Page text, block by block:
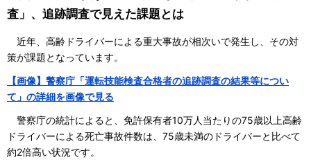
査」、追跡調査で見えた課題とは
近年、高齢ドライバーによる重大事故が相次いで発生し、その対
策が課題となっています。
【画像】警察庁「運転技能検査合格者の追跡調査の結果等につい
て」の詳細を画像で見る
警察庁の統計によると、免許保有者10万人当たりの75歳以上高齢
ドライバーによる死亡事故件数は、75歳未満のドライバーと比べて
約2倍高い状況です。